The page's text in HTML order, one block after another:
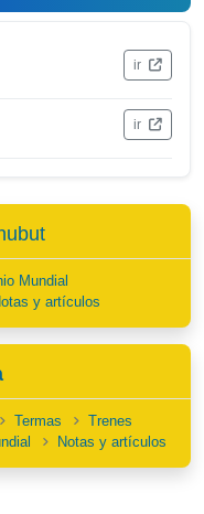
ir
ir
Mundial
y artículos
Termas
Trenes
Notas y artículos